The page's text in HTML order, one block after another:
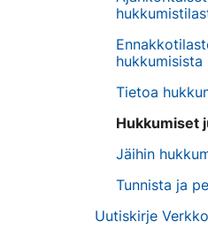
hukkumisista
Tietoa
Hukkumiset
Jäihin
Tunnista ja
Uutiskirje